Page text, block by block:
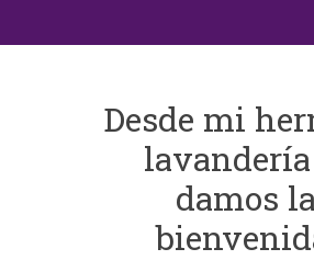
Desde mi
damos la